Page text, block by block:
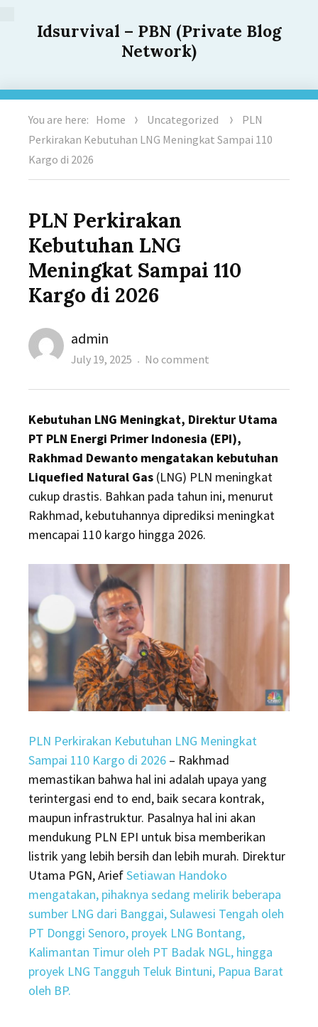
Idsurvival – PBN (Private Blog
Network)
You are here: Home Uncategorized
PLN
Perkirakan Kebutuhan LNG Meningkat Sampai 110
Kargo di 2026
PLN Perkirakan
Kebutuhan LNG
Meningkat Sampai 110
Kargo di 2026
Author
admin
Posted
July 19, 2025 No comment
Kebutuhan
LNG
Meningkat
Sampai
110
Kargo
Kebutuhan LNG Meningkat, Direktur Utama
PT PLN Energi Primer Indonesia (EPI),
Rakhmad Dewanto mengatakan kebutuhan
Liquefied Natural Gas (LNG) PLN meningkat
cukup drastis. Bahkan pada tahun ini, menurut
Rakhmad, kebutuhannya diprediksi meningkat
mencapai 110 kargo hingga 2026.
PLN Perkirakan Kebutuhan LNG Meningkat
Sampai 110 Kargo di 2026 – Rakhmad
memastikan bahwa hal ini adalah upaya yang
terintergasi end to end, baik secara kontrak,
maupun infrastruktur. Pasalnya hal ini akan
mendukung PLN EPI untuk bisa memberikan
listrik yang lebih bersih dan lebih murah. Direktur
Utama PGN, AriefSetiawan Handoko
mengatakan, pihaknya sedang melirik beberapa
sumber LNG dari Banggai, Sulawesi Tengah oleh
PT Donggi Senoro, proyek LNG Bontang,
Kalimantan Timur oleh PT Badak NGL, hingga
proyek LNG Tangguh Teluk Bintuni, Papua Barat
oleh BP.